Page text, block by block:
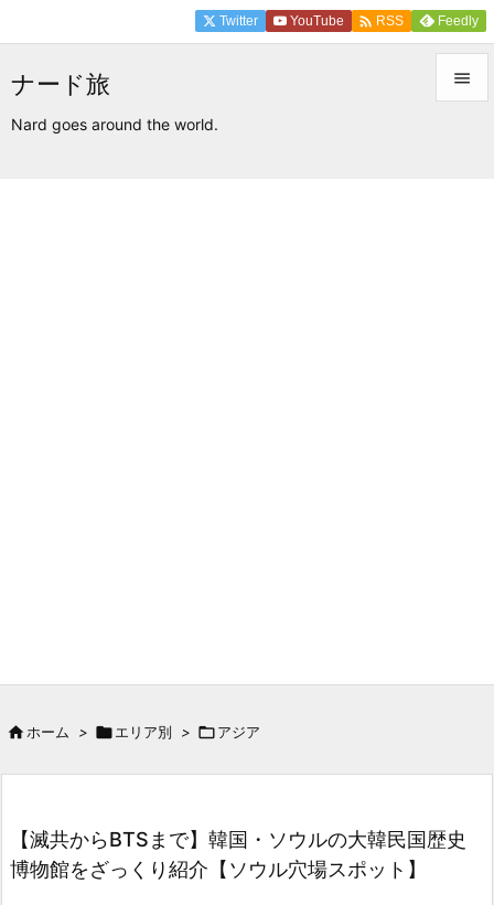
ナード旅
Nard goes around the world.

Twitter YouTube  RSS Feedly
 ホーム > エリア別 > アジア
【滅共からBTSまで】韓国・ソウルの大韓民国歴史
博物館をざっくり紹介【ソウル穴場スポット】